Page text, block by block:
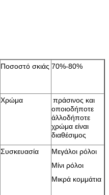
Ποσοστό σκιάς 70%-80%
Χρώμα
πράσινος και
οποιοδήποτε
άλλοδήποτε
χρώμα είναι
διαθέσιμος
Συσκευασία
Μεγάλοι ρόλοι
Μίνι ρόλοι
Μικρά κομμάτια